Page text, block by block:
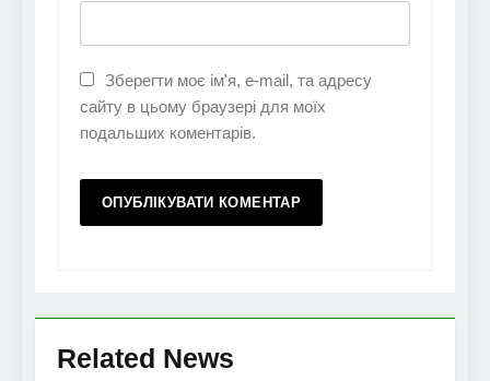
Зберегти моє ім'я, e-mail, та адресу
сайту в цьому браузері для моїх
подальших коментарів.
Related News